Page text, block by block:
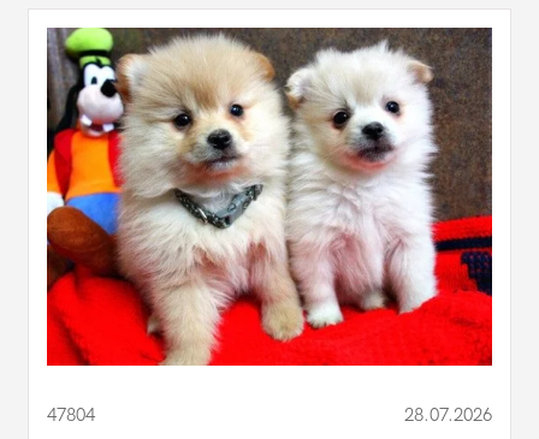
47804 28.07.2026